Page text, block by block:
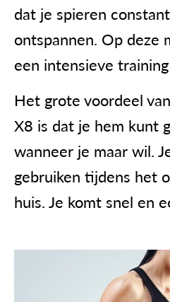
dat je spieren
ontspannen. Op deze
een intensieve
Het grote voordeel
X8 is dat je hem kunt
wanneer je maar wil.
gebruiken tijdens het
huis. Je komt snel en